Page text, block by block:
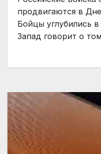
продвигаются в
Бойцы углубились
Запад говорит о